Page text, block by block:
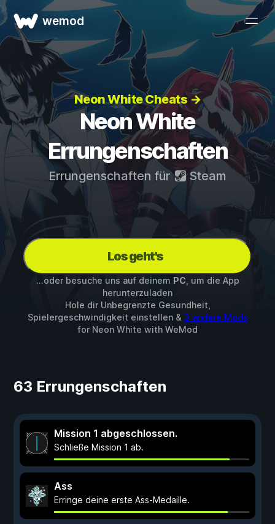
wemod
Neon White Cheats →
Neon White
Errungenschaften
Errungenschaften für Steam
Los geht's
...oder besuche uns auf deinem PC , um die App
herunterzuladen
Hole dir Unbegrenzte Gesundheit,
Spielergeschwindigkeit einstellen & 3 andere Mods
for Neon White with WeMod
63 Errungenschaften
Mission 1 abgeschlossen.
Schließe Mission 1 ab.
Ass
Erringe deine erste Ass-Medaille.